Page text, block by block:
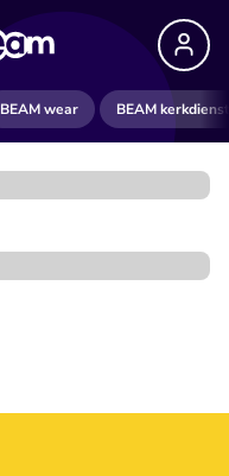
BEAM wear BEAM kerkdienst